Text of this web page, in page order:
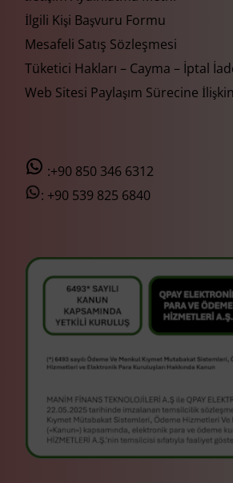
İlgili Kişi Başvuru Formu
Mesafeli Satış Sözleşmesi
Tüketici Hakları – Cayma – İptal
Web Sitesi Paylaşım Sürecine
:+90 850 346 6312
: +90 539 825 6840